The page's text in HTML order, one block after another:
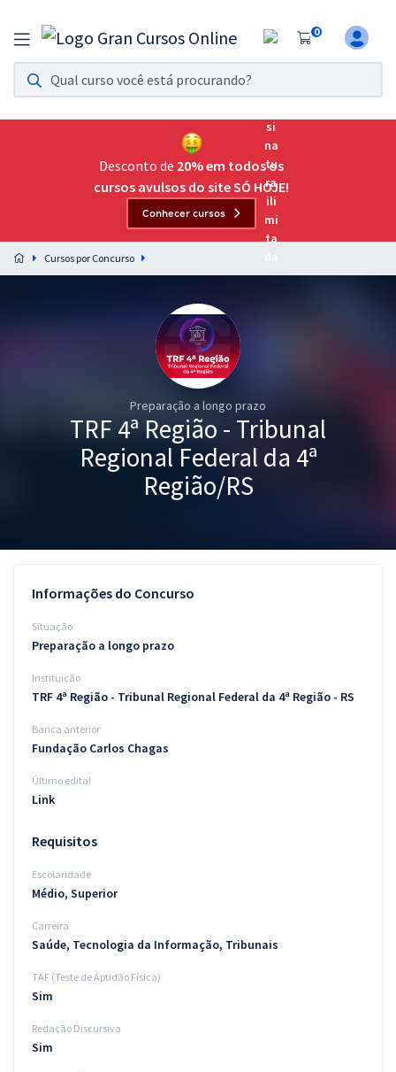
0
Assinatura Ilimitada 11
Acesso a todos os cursos. Teste grátis por 7 dias!
Assinatura OAB Até Passar
Acesso ilimitado a toda preparação para o Exame da
Preparação completa e intensiva para as principais
residências em saúde do Brasil
Graduação
Blog
Aprovados
Atendimento
Desconto de 20% em todos os
cursos avulsos do site SÓ HOJE!
Conhecer cursos
Cursos por Concurso
Preparação a longo prazo
TRF 4ª Região - Tribunal
Regional Federal da 4ª
Região/RS
Informações do Concurso
Situação
Preparação a longo prazo
Instituição
TRF 4ª Região - Tribunal Regional Federal da 4ª Região - RS
Banca anterior
Fundação Carlos Chagas
Último edital
Link
Requisitos
Escolaridade
Médio, Superior
Carreira
Saúde, Tecnologia da Informação, Tribunais
TAF (Teste de Aptidão Física)
Sim
Redação Discursiva
Sim